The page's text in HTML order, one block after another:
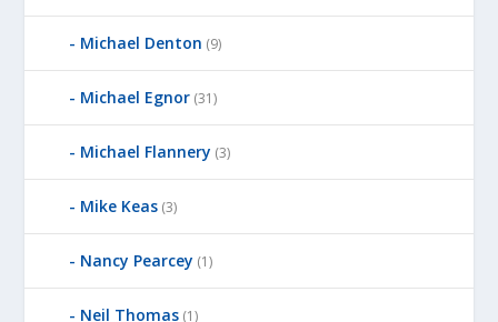
Michael Denton (9)
Michael Egnor (31)
Michael Flannery (3)
Mike Keas (3)
Nancy Pearcey (1)
Neil Thomas (1)